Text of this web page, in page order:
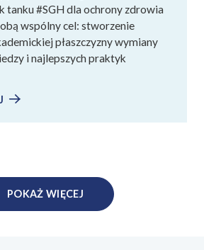
tanku #SGH dla ochrony zdrowia
wspólny cel: stworzenie
płaszczyzny wymiany
i najlepszych praktyk
POKAŻ WIĘCEJ